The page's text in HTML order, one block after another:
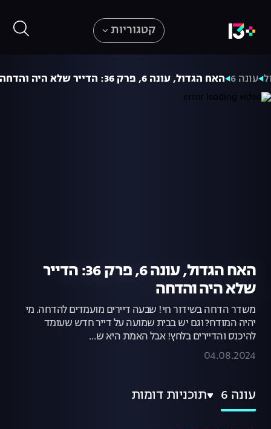
קטגוריות
עונה 6 האח הגדול, עונה 6, פרק 36: הדייר שלא היה והדחה
האח הגדול, עונה 6, פרק 36: הדייר
שלא היה והדחה
משדר הדחה בשידור חי! שבעה דיירים מועמדים להדחה. מי
יהיה המודח? וגם יש בבית שמועה על דייר חדש שעומד
להיכנס והדיירים בלחץ! אבל האמת היא ש…
04.08.2024
עונה 6 תוכניות דומות